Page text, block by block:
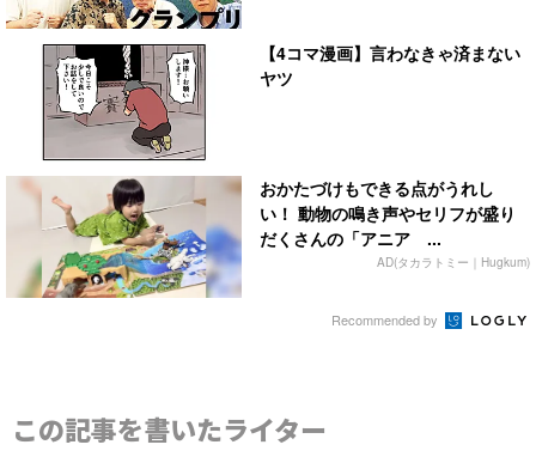
【4コマ漫画】言わなきゃ済まない
ヤツ
おかたづけもできる点がうれし
い！ 動物の鳴き声やセリフが盛り
だくさんの「アニア ...
AD(タカラトミー｜Hugkum)
Recommended by
この記事を書いたライター